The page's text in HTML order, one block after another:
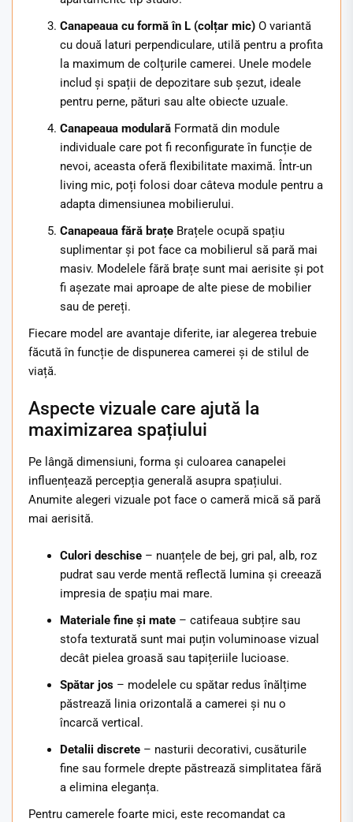
Canapeaua cu formă în L (colțar mic) O variantă
cu două laturi perpendiculare, utilă pentru a profita
la maximum de colțurile camerei. Unele modele
includ și spații de depozitare sub șezut, ideale
pentru perne, pături sau alte obiecte uzuale.
Canapeaua modulară Formată din module
individuale care pot fi reconfigurate în funcție de
nevoi, aceasta oferă flexibilitate maximă. Într-un
living mic, poți folosi doar câteva module pentru a
adapta dimensiunea mobilierului.
Canapeaua fără brațe Brațele ocupă spațiu
suplimentar și pot face ca mobilierul să pară mai
masiv. Modelele fără brațe sunt mai aerisite și pot
fi așezate mai aproape de alte piese de mobilier
sau de pereți.
Fiecare model are avantaje diferite, iar alegerea trebuie
făcută în funcție de dispunerea camerei și de stilul de
viață.
Aspecte vizuale care ajută la
maximizarea spațiului
Pe lângă dimensiuni, forma și culoarea canapelei
influențează percepția generală asupra spațiului.
Anumite alegeri vizuale pot face o cameră mică să pară
mai aerisită.
Culori deschise – nuanțele de bej, gri pal, alb, roz
pudrat sau verde mentă reflectă lumina și creează
impresia de spațiu mai mare.
Materiale fine și mate – catifeaua subțire sau
stofa texturată sunt mai puțin voluminoase vizual
decât pielea groasă sau tapițeriile lucioase.
Spătar jos – modelele cu spătar redus înălțime
păstrează linia orizontală a camerei și nu o
încarcă vertical.
Detalii discrete – nasturii decorativi, cusăturile
fine sau formele drepte păstrează simplitatea fără
a elimina eleganța.
Pentru camerele foarte mici, este recomandat ca